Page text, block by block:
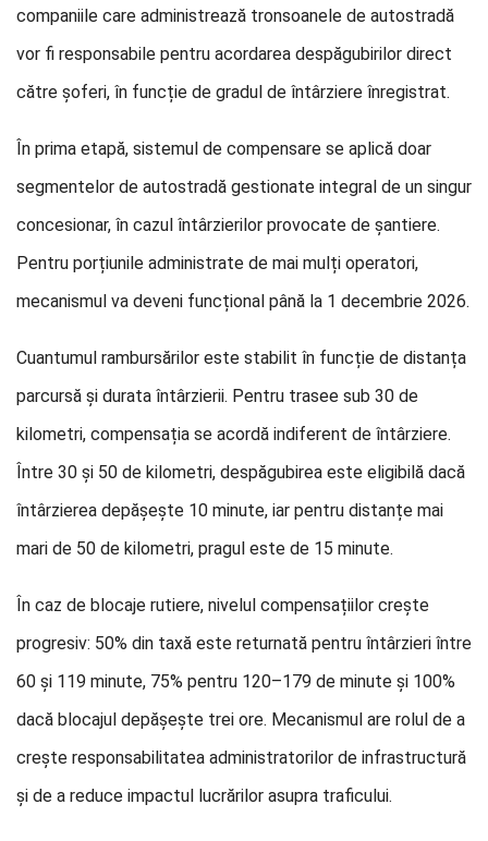
companiile care administrează tronsoanele de autostradă
vor fi responsabile pentru acordarea despăgubirilor direct
către șoferi, în funcție de gradul de întârziere înregistrat.
În prima etapă, sistemul de compensare se aplică doar
segmentelor de autostradă gestionate integral de un singur
concesionar, în cazul întârzierilor provocate de șantiere.
Pentru porțiunile administrate de mai mulți operatori,
mecanismul va deveni funcțional până la 1 decembrie 2026.
Cuantumul rambursărilor este stabilit în funcție de distanța
parcursă și durata întârzierii. Pentru trasee sub 30 de
kilometri, compensația se acordă indiferent de întârziere.
Între 30 și 50 de kilometri, despăgubirea este eligibilă dacă
întârzierea depășește 10 minute, iar pentru distanțe mai
mari de 50 de kilometri, pragul este de 15 minute.
În caz de blocaje rutiere, nivelul compensațiilor crește
progresiv: 50% din taxă este returnată pentru întârzieri între
60 și 119 minute, 75% pentru 120–179 de minute și 100%
dacă blocajul depășește trei ore. Mecanismul are rolul de a
crește responsabilitatea administratorilor de infrastructură
și de a reduce impactul lucrărilor asupra traficului.